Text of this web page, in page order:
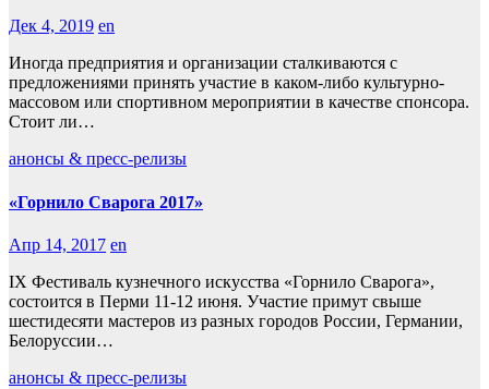
Дек 4, 2019 en
Иногда предприятия и организации сталкиваются с
предложениями принять участие в каком-либо культурно-
массовом или спортивном мероприятии в качестве спонсора.
Стоит ли…
анонсы & пресс-релизы
«Горнило Сварога 2017»
Апр 14, 2017 en
IX Фестиваль кузнечного искусства «Горнило Сварога»,
состоится в Перми 11-12 июня. Участие примут свыше
шестидесяти мастеров из разных городов России, Германии,
Белоруссии…
анонсы & пресс-релизы